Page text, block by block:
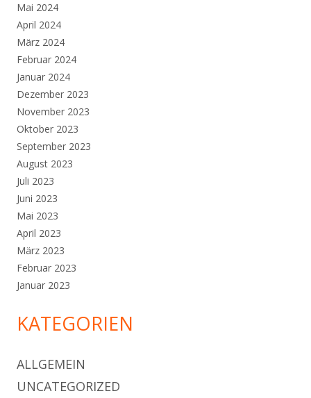
Mai 2024
April 2024
März 2024
Februar 2024
Januar 2024
Dezember 2023
November 2023
Oktober 2023
September 2023
August 2023
Juli 2023
Juni 2023
Mai 2023
April 2023
März 2023
Februar 2023
Januar 2023
KATEGORIEN
ALLGEMEIN
UNCATEGORIZED